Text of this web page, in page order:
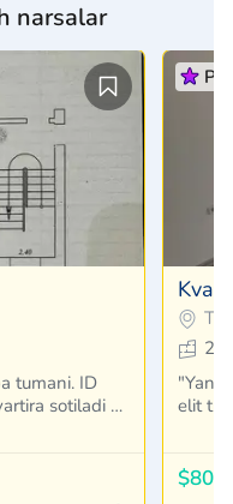
narsalar
tumani. ID
kvartira sotiladi …
2
elit